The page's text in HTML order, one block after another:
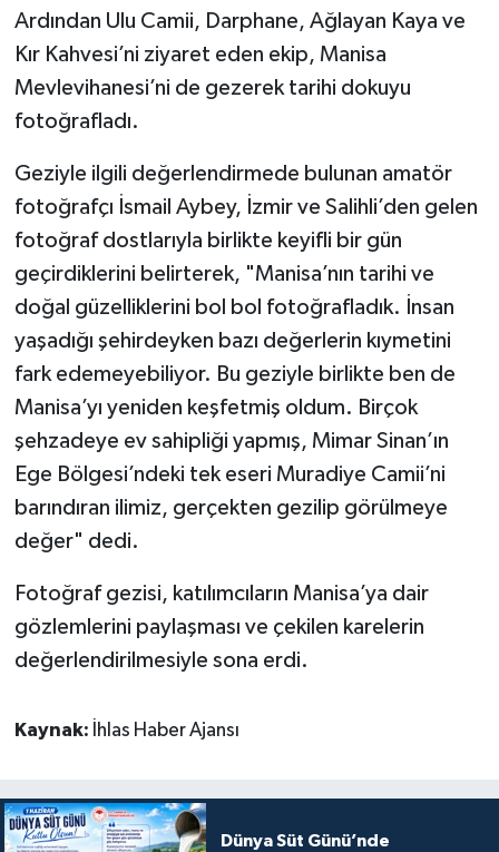
Ardından Ulu Camii, Darphane, Ağlayan Kaya ve
Kır Kahvesi’ni ziyaret eden ekip, Manisa
Mevlevihanesi’ni de gezerek tarihi dokuyu
fotoğrafladı.
Geziyle ilgili değerlendirmede bulunan amatör
fotoğrafçı İsmail Aybey, İzmir ve Salihli’den gelen
fotoğraf dostlarıyla birlikte keyifli bir gün
geçirdiklerini belirterek, "Manisa’nın tarihi ve
doğal güzelliklerini bol bol fotoğrafladık. İnsan
yaşadığı şehirdeyken bazı değerlerin kıymetini
fark edemeyebiliyor. Bu geziyle birlikte ben de
Manisa’yı yeniden keşfetmiş oldum. Birçok
şehzadeye ev sahipliği yapmış, Mimar Sinan’ın
Ege Bölgesi’ndeki tek eseri Muradiye Camii’ni
barındıran ilimiz, gerçekten gezilip görülmeye
değer" dedi.
Fotoğraf gezisi, katılımcıların Manisa’ya dair
gözlemlerini paylaşması ve çekilen karelerin
değerlendirilmesiyle sona erdi.
Kaynak: İhlas Haber Ajansı
Dünya Süt Günü’nde